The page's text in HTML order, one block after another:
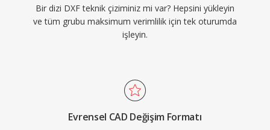
Bir dizi DXF teknik çiziminiz mi var? Hepsini yükleyin
ve tüm grubu maksimum verimlilik için tek oturumda
işleyin.
Evrensel CAD Değişim Formatı